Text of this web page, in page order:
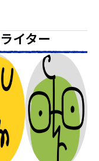
ライター